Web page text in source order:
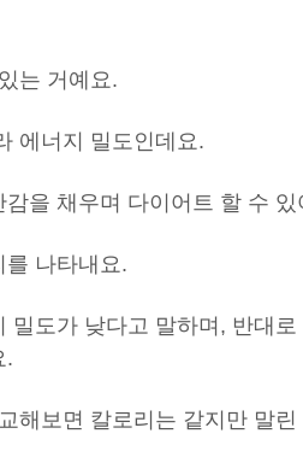
는 거예요.
에너지 밀도인데요.
을 채우며 다이어트 할 수 있
나타내요.
밀도가 낮다고 말하며, 반대
.
해보면 칼로리는 같지만 말린